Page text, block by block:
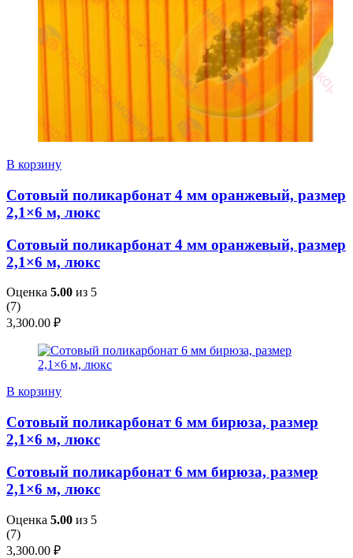
В корзину
Сотовый поликарбонат 4 мм оранжевый, размер
2,1×6 м, люкс
Сотовый поликарбонат 4 мм оранжевый, размер
2,1×6 м, люкс
Оценка 5.00 из 5
(7)
3,300.00 ₽
В корзину
Сотовый поликарбонат 6 мм бирюза, размер
2,1×6 м, люкс
Сотовый поликарбонат 6 мм бирюза, размер
2,1×6 м, люкс
Оценка 5.00 из 5
(7)
3,300.00 ₽